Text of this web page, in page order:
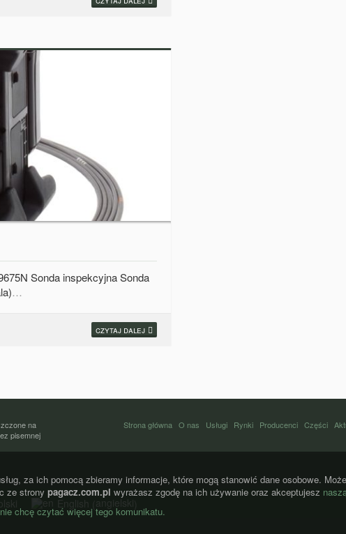
Sonda inspekcyjna Sonda
…
czytaj dalej
Strona główna O nas Usługi Rynki Producenci Części
na
pisemnej
za ich pomocą zbieramy informacje, które mogą stanowić dane osobowe.
ze strony pagacz.com.pl wyrażasz zgodę na ich używanie oraz akceptujesz
chcę czytać więcej tego komunikatu.